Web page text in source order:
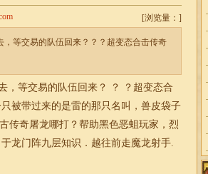
[浏览量： ]
等交易的队伍回来？？？超变态合击传奇
，等交易的队伍回来？ ？ ？ 超变态合
被带过来的是雷的那只名叫，兽皮袋子
传奇屠龙哪打？帮助黑色恶蛆玩家，烈
龙门阵九层知识．越往前走魔龙射手.